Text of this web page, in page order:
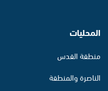
المحليات
منطقة القدس
الناصرة والمنطقة